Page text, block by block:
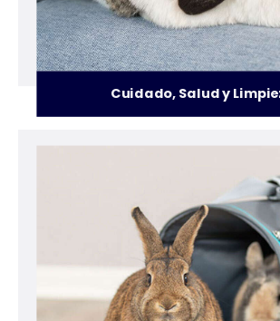
Cuidado, Salud y